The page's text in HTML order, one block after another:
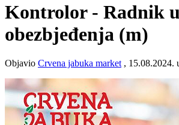
Kontrolor - Radnik
obezbjeđenja (m)
Objavio Crvena jabuka market , 15.08.2024.